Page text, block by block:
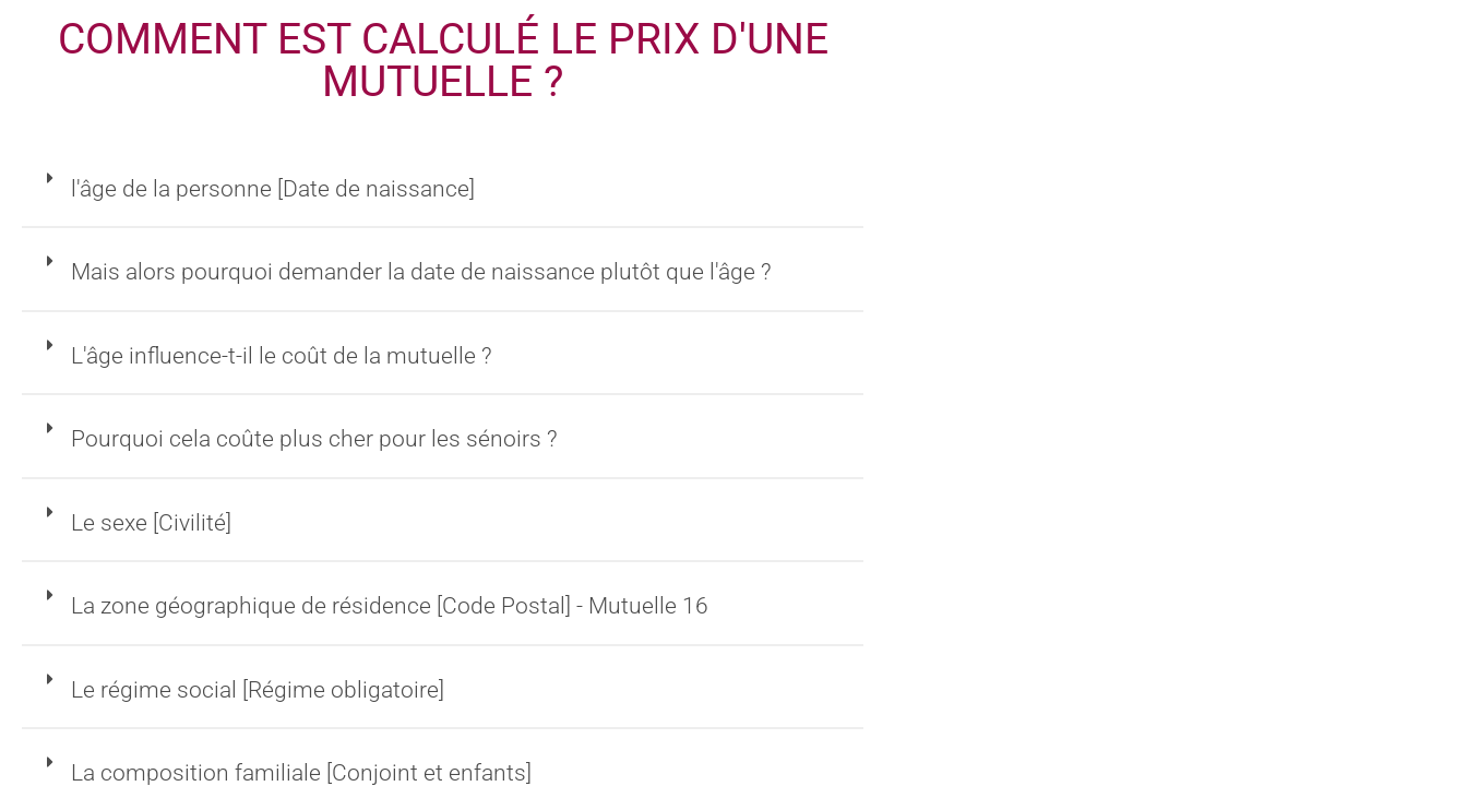
COMMENT EST CALCULÉ LE PRIX D'UNE
MUTUELLE ?
l'âge de la personne [Date de naissance]
Mais alors pourquoi demander la date de naissance plutôt que l'âge ?
L'âge influence-t-il le coût de la mutuelle ?
Pourquoi cela coûte plus cher pour les sénoirs ?
Le sexe [Civilité]
La zone géographique de résidence [Code Postal] - Mutuelle 16
Le régime social [Régime obligatoire]
La composition familiale [Conjoint et enfants]